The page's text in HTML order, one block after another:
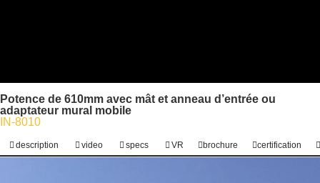
Potence de 610mm avec mât et anneau d’entrée ou
adaptateur mural mobile
IN-8010
description video specs VR brochure certification